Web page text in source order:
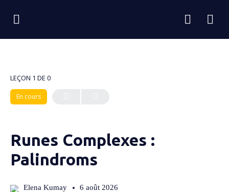
LEÇON 1 DE 0
En cours
Runes Complexes :
Palindroms
Elena Kumay 6 août 2026